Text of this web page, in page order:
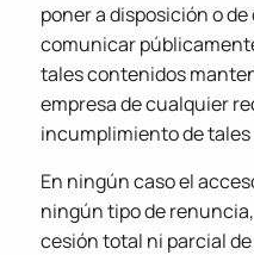
poner a disposición o
comunicar
tales contenidos
empresa de cualquier
incumplimiento de
En ningún caso el
ningún tipo de
cesión total ni parcial